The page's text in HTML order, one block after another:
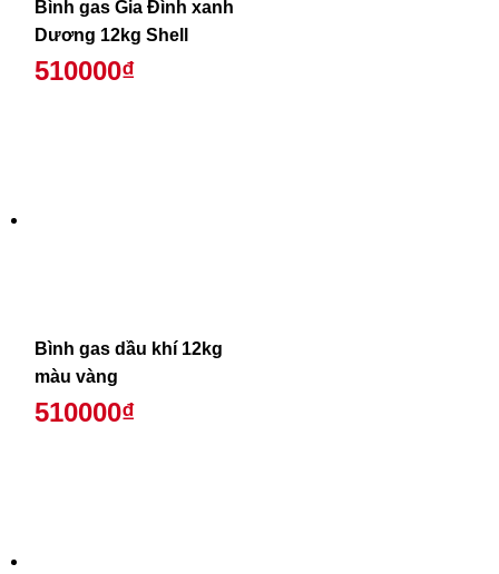
Bình gas Gia Đình xanh
Dương 12kg Shell
510000₫
Bình gas dầu khí 12kg
màu vàng
510000₫